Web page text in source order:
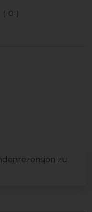
(0)
zu